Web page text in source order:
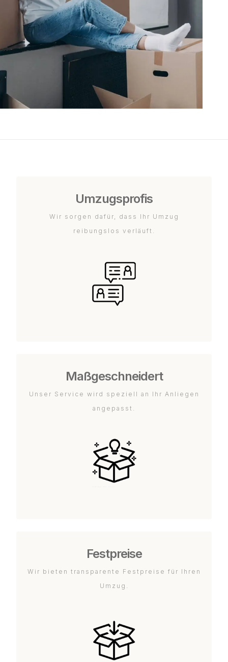
Umzugsprofis
Wir sorgen dafür, dass Ihr Umzug
reibungslos verläuft.
Maßgeschneidert
Unser Service wird speziell an Ihr Anliegen
angepasst.
Festpreise
Wir bieten transparente Festpreise für Ihren
Umzug.